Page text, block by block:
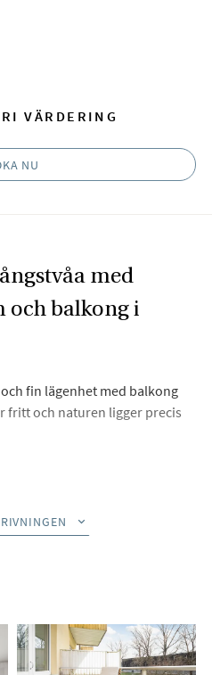
VÄRDERING
NU
med
och balkong i
fin lägenhet med balkong
fritt och naturen ligger precis
i soligt västerläge erbjuder
och gröna omgivningarna.